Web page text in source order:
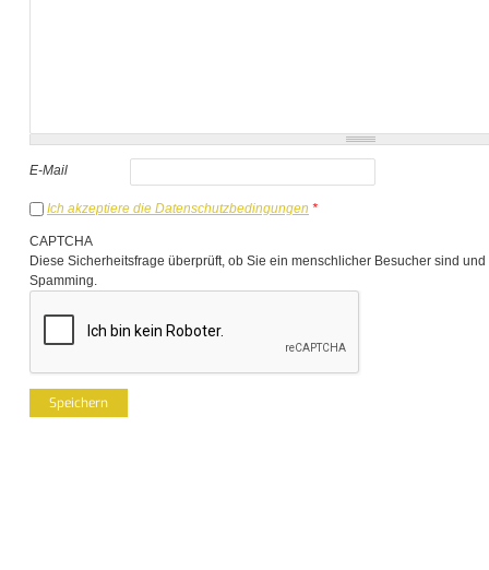
E-Mail
Ich akzeptiere die Datenschutzbedingungen *
CAPTCHA
Diese Sicherheitsfrage überprüft, ob Sie ein menschlicher Besucher sind
Spamming.